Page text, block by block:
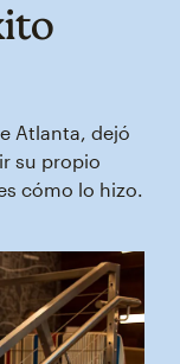
Atlanta, dejó
su propio
cómo lo hizo.